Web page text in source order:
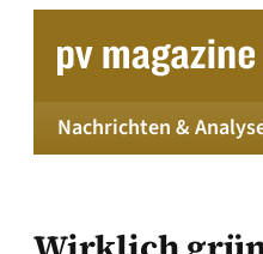
springen
Nachrichten &